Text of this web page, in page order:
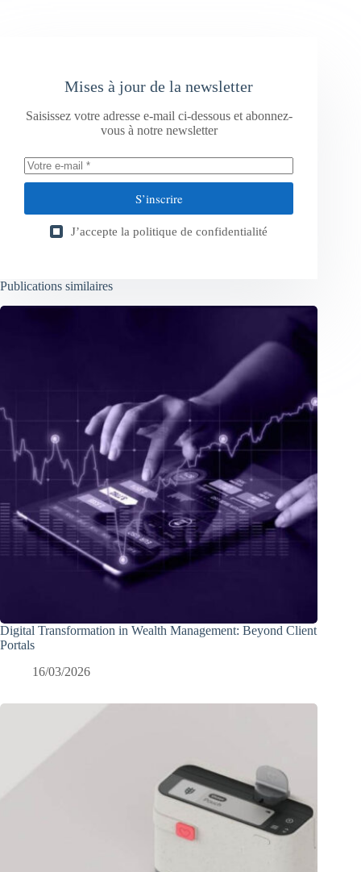
Mises à jour de la newsletter
Saisissez votre adresse e-mail ci-dessous et abonnez-
vous à notre newsletter
S’inscrire
J’accepte la politique de confidentialité
Publications similaires
Digital Transformation in Wealth Management: Beyond Client
Portals
16/03/2026